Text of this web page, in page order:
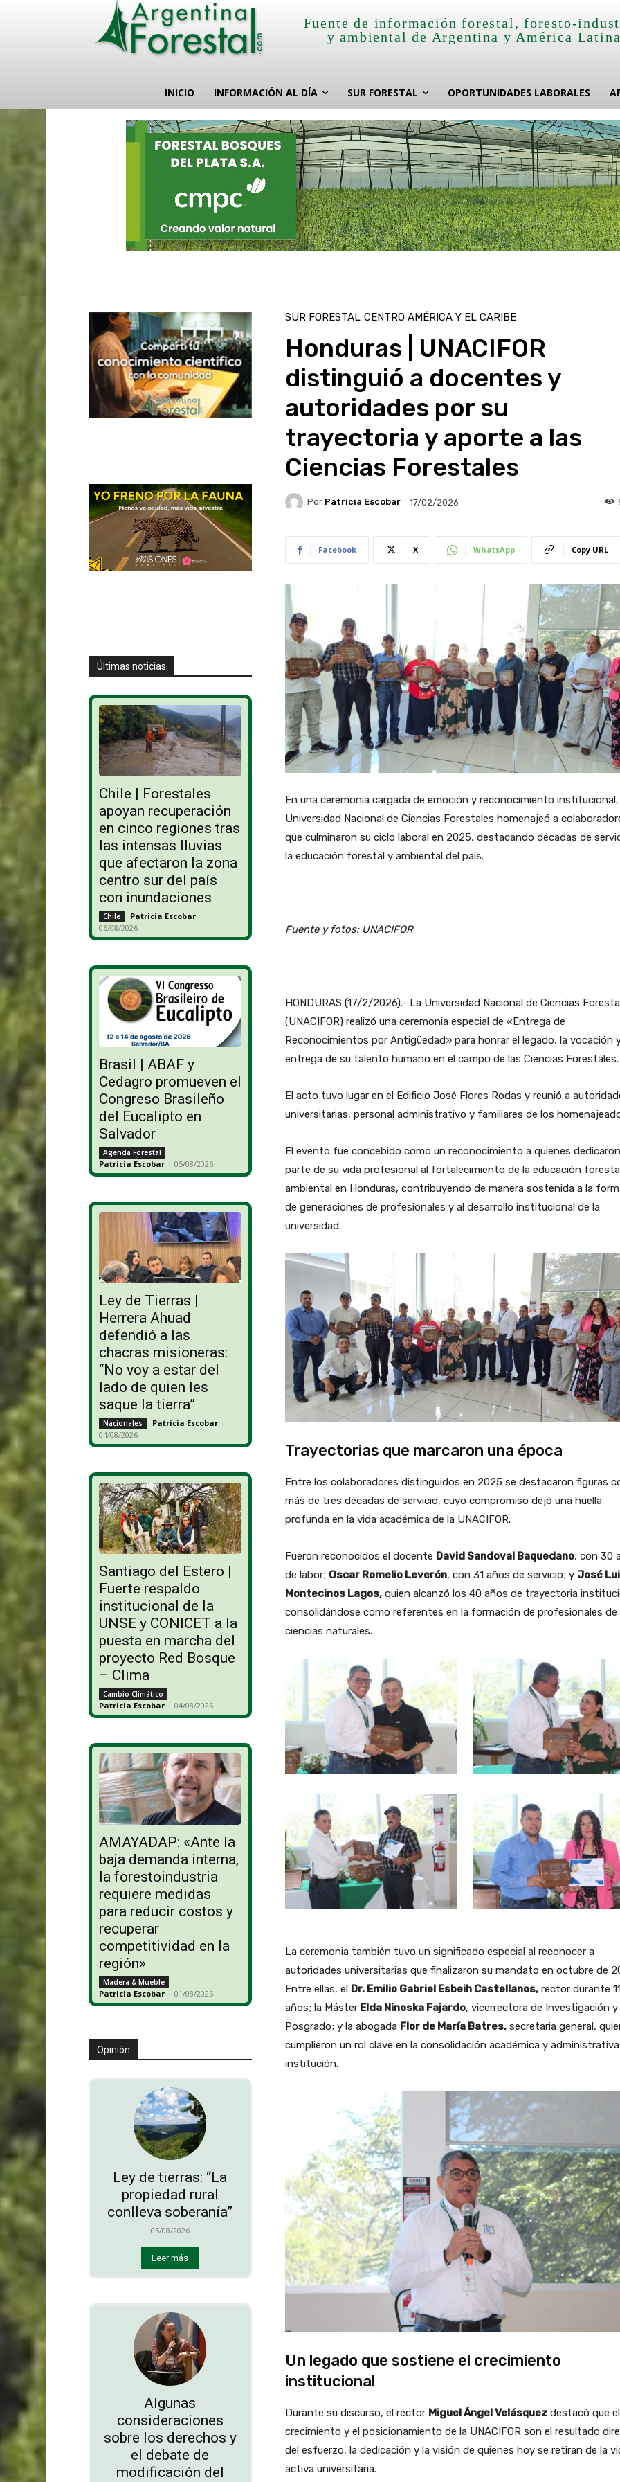
Fuente de información forestal, foresto-
y ambiental de Argentina y América
INICIO INFORMACIÓN AL DÍA SUR FORESTAL OPORTUNIDADES LABORALES
Últimas noticias
Chile | Forestales
apoyan recuperación
en cinco regiones tras
las intensas lluvias
que afectaron la zona
centro sur del país
con inundaciones
Chile Patricia Escobar -
06/08/2026
Brasil | ABAF y
Cedagro promueven el
Congreso Brasileño
del Eucalipto en
Salvador
Agenda Forestal
Patricia Escobar - 05/08/2026
Ley de Tierras |
Herrera Ahuad
defendió a las
chacras misioneras:
“No voy a estar del
lado de quien les
saque la tierra”
Nacionales Patricia Escobar -
04/08/2026
Santiago del Estero |
Fuerte respaldo
institucional de la
UNSE y CONICET a la
puesta en marcha del
proyecto Red Bosque
– Clima
Cambio Climático
Patricia Escobar - 04/08/2026
AMAYADAP: «Ante la
baja demanda interna,
la forestoindustria
requiere medidas
para reducir costos y
recuperar
competitividad en la
región»
Madera & Mueble
Patricia Escobar - 01/08/2026
Opinión
Ley de tierras: “La
propiedad rural
conlleva soberanía”
05/08/2026
Leer más
Algunas
consideraciones
sobre los derechos y
el debate de
modificación del
SUR FORESTAL CENTRO AMÉRICA Y EL CARIBE
Honduras | UNACIFOR
distinguió a docentes y
autoridades por su
trayectoria y aporte a las
Ciencias Forestales
Por Patricia Escobar 17/02/2026
Facebook X WhatsApp Copy URL
En una ceremonia cargada de emoción y reconocimiento institucional,
Universidad Nacional de Ciencias Forestales homenajeó a
que culminaron su ciclo laboral en 2025, destacando décadas de
la educación forestal y ambiental del país.
Fuente y fotos: UNACIFOR
HONDURAS (17/2/2026).- La Universidad Nacional de Ciencias
(UNACIFOR) realizó una ceremonia especial de «Entrega de
Reconocimientos por Antigüedad» para honrar el legado, la vocación
entrega de su talento humano en el campo de las Ciencias Forestales.
El acto tuvo lugar en el Edificio José Flores Rodas y reunió a
universitarias, personal administrativo y familiares de los
El evento fue concebido como un reconocimiento a quienes
parte de su vida profesional al fortalecimiento de la educación
ambiental en Honduras, contribuyendo de manera sostenida a la
de generaciones de profesionales y al desarrollo institucional de la
universidad.
Trayectorias que marcaron una época
Entre los colaboradores distinguidos en 2025 se destacaron figuras
más de tres décadas de servicio, cuyo compromiso dejó una huella
profunda en la vida académica de la UNACIFOR.
Fueron reconocidos el docente David Sandoval Baquedano, con 30
de labor; Oscar Romelio Leverón, con 31 años de servicio; y José
Montecinos Lagos,quien alcanzó los 40 años de trayectoria
consolidándose como referentes en la formación de profesionales de
ciencias naturales.
La ceremonia también tuvo un significado especial al reconocer a
autoridades universitarias que finalizaron su mandato en octubre de
Entre ellas, el Dr. Emilio Gabriel Esbeih Castellanos,rector durante
años; la MásterElda Ninoska Fajardo, vicerrectora de Investigación y
Posgrado; y la abogada Flor de María Batres,secretaria general,
cumplieron un rol clave en la consolidación académica y
institución.
Un legado que sostiene el crecimiento
institucional
Durante su discurso, el rector Miguel Ángel Velásquezdestacó que el
crecimiento y el posicionamiento de la UNACIFOR son el resultado
del esfuerzo, la dedicación y la visión de quienes hoy se retiran de la
activa universitaria.